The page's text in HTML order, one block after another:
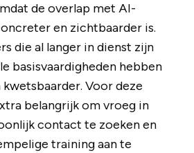
de overlap met AI-
en zichtbaarder is.
die al langer in dienst zijn
basisvaardigheden hebben
Voor deze
belangrijk om vroeg in
contact te zoeken en
training aan te